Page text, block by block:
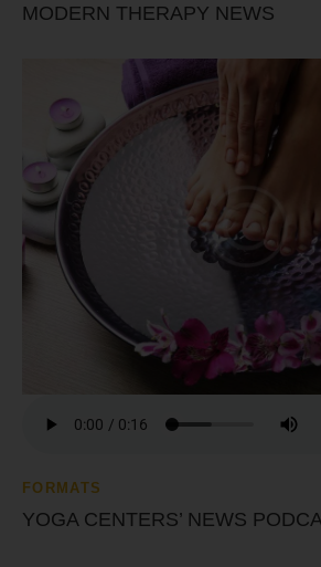
MODERN THERAPY NEWS
FORMATS
YOGA CENTERS’ NEWS